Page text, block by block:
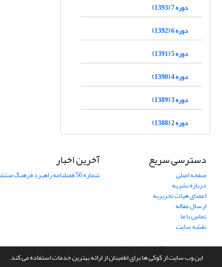
این وب سایت از کوکی ها برای اطمینان از ارائه بهترین خدمات استفاده می کند.
دوره 7 (1393)
دوره 6 (1392)
دوره 5 (1391)
دوره 4 (1390)
دوره 3 (1389)
دوره 2 (1388)
دسترسی سریع
صفحه اصلی
درباره نشریه
اعضای هیات تحریریه
ارسال مقاله
تماس با ما
نقشه سایت
آخرین اخبار
شماره 56 فصلنامه راهبرد فرهنگ منتشر شد
سامانه مدیریت نشریات علمی.طراحی و پیاده سازی ازسیناوب